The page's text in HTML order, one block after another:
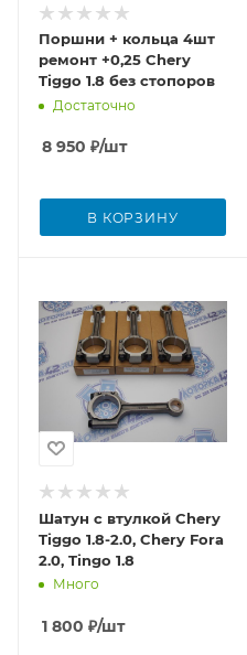
Поршни + кольца 4шт
ремонт +0,25 Chery
Tiggo 1.8 без стопоров
Достаточно
8 950 ₽/шт
В КОРЗИНУ
Шатун с втулкой Chery
Tiggo 1.8-2.0, Chery Fora
2.0, Tingo 1.8
Много
1 800 ₽/шт